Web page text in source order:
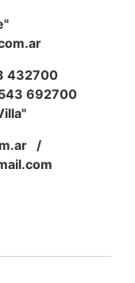
432700
692700
/